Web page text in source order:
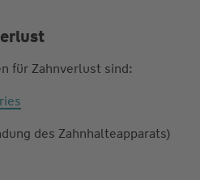
für Zahnverlust sind:
des Zahnhalteapparats)